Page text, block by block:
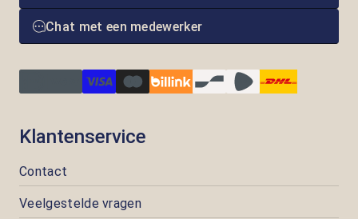
Chat met een medewerker
Klantenservice
Contact
Veelgestelde vragen